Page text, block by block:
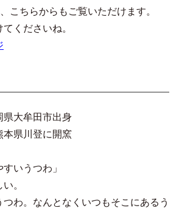
こちらからもご覧いただけます。
くださいね。
大牟田市出身
県川登に開窯
いうつわ」
。
わ。なんとなくいつもそこにあるう